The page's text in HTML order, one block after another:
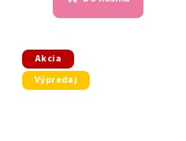
Akcia
Výpredaj